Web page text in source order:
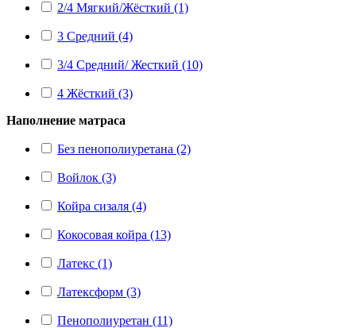
2/4 Мягкий/Жёсткий (1)
3 Средний (4)
3/4 Средний/ Жесткий (10)
4 Жёсткий (3)
Наполнение матраса
Без пенополиуретана (2)
Войлок (3)
Койра сизаля (4)
Кокосовая койра (13)
Латекс (1)
Латексформ (3)
Пенополиуретан (11)